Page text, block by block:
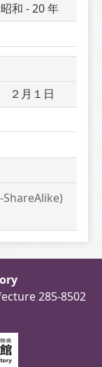
和 - 20 年
２月１日
ShareAlike)
285-8502